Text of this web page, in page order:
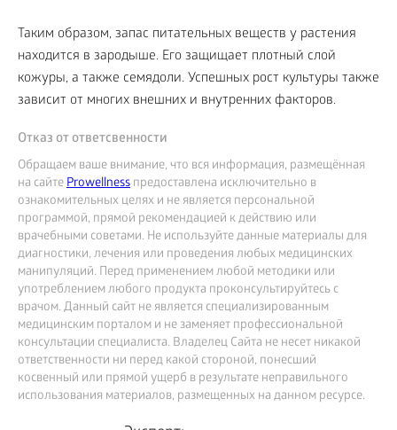
Таким образом, запас питательных веществ у растения
находится в зародыше. Его защищает плотный слой
кожуры, а также семядоли. Успешных рост культуры также
зависит от многих внешних и внутренних факторов.
Отказ от ответсвенности
Обращаем ваше внимание, что вся информация, размещённая
на сайтеProwellness предоставлена исключительно в
ознакомительных целях и не является персональной
программой, прямой рекомендацией к действию или
врачебными советами. Не используйте данные материалы для
диагностики, лечения или проведения любых медицинских
манипуляций. Перед применением любой методики или
употреблением любого продукта проконсультируйтесь с
врачом. Данный сайт не является специализированным
медицинским порталом и не заменяет профессиональной
консультации специалиста. Владелец Сайта не несет никакой
ответственности ни перед какой стороной, понесший
косвенный или прямой ущерб в результате неправильного
использования материалов, размещенных на данном ресурсе.